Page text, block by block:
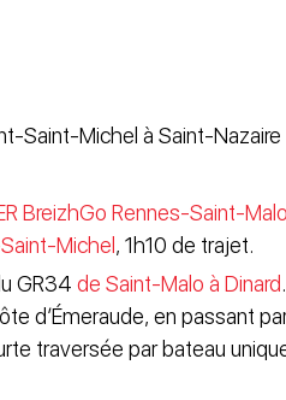
Saint-Michel à Saint-Nazaire
BreizhGo Rennes-Saint-Malo
Michel , 1h10 de trajet.
GR34 de Saint-Malo à Dinard
d’Émeraude, en passant
traversée par bateau